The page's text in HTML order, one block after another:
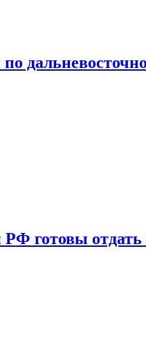
готовы отдать